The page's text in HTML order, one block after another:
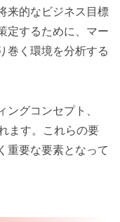
来的なビジネス目標
定するために、マー
巻く環境を分析する
グコンセプト、
ます。これらの要
重要な要素となって